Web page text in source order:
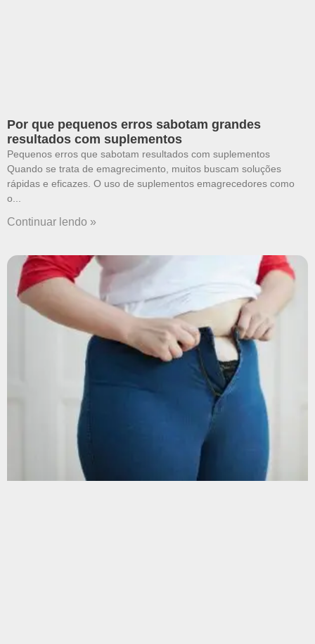
Por que pequenos erros sabotam grandes
resultados com suplementos
Pequenos erros que sabotam resultados com suplementos
Quando se trata de emagrecimento, muitos buscam soluções
rápidas e eficazes. O uso de suplementos emagrecedores como
o
Continuar lendo »